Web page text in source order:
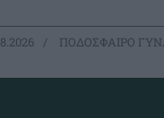
ΠΟΔΟΣΦΑΙΡΟ